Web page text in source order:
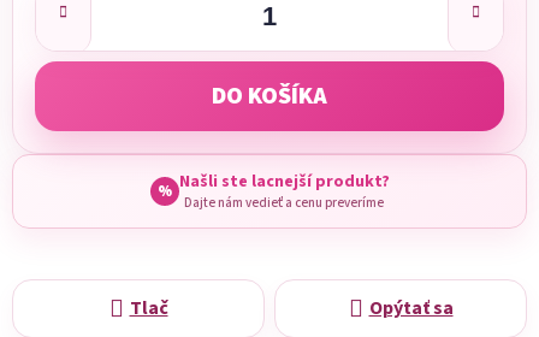
DO KOŠÍKA
% Našli ste lacnejší produkt?
Dajte nám vedieť a cenu preveríme
Tlač Opýtať sa